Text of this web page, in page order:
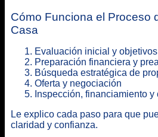
Cómo Funciona el Proceso
Casa
Evaluación inicial y objetivos
Preparación financiera y
Búsqueda estratégica de
Oferta y negociación
Inspección, financiamiento y
Le explico cada paso para que
claridad y confianza.